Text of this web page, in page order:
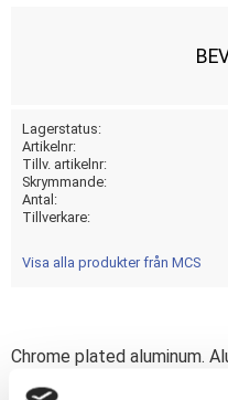
Lagerstatus
Artikelnr
Tillv. artikelnr
Skrymmande
Antal
Tillverkare
Visa alla produkter från MCS
Chrome plated aluminum.
all 7/8" (22mm) and 1"